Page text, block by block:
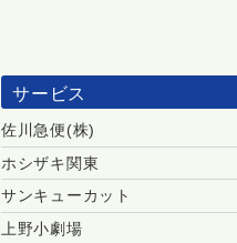
サービス
佐川急便(株)
ホシザキ関東
サンキューカット
上野小劇場